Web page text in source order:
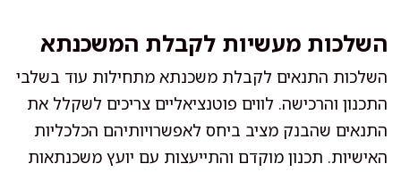
השלכות מעשיות לקבלת המשכנתא
השלכות התנאים לקבלת משכנתא מתחילות עוד בשלבי
התכנון והרכישה. לווים פוטנציאליים צריכים לשקלל את
התנאים שהבנק מציב ביחס לאפשרויותיהם הכלכליות
האישיות. תכנון מוקדם והתייעצות עם יועץ משכנתאות